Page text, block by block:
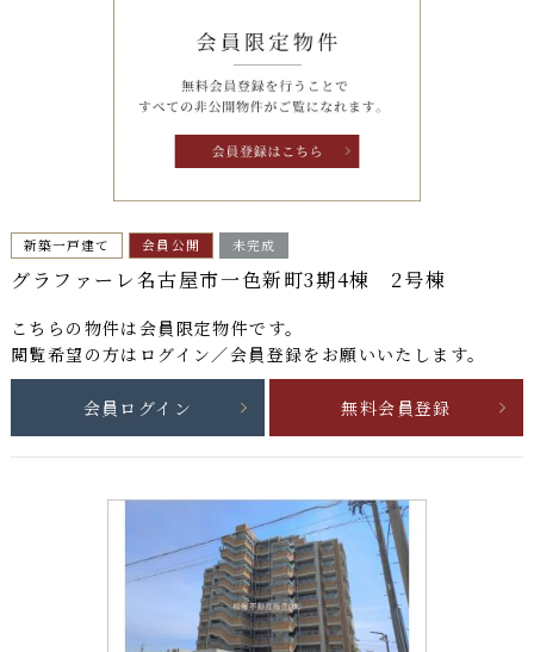
新築一戸建て 会員公開 未完成
グラファーレ名古屋市一色新町3期4棟 2号棟
こちらの物件は 会員限定物件です。
閲覧希望の方はログイン／会員登録をお願いいたします。
会員ログイン 無料会員登録